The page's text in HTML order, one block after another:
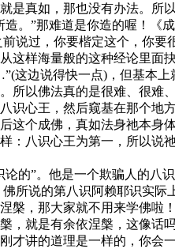
是真如，那也没有办法。所
”那难道是你造的喔！《
说过，你要楷定这个，你
这样海量般的这种经论里
边说得快一点)，但基本
所以佛法真的是很难、很难、
心王，然后窥基在那个地
这个成佛，真如法身祂本
：八识心王为第一，所以
”。他是一个欺骗人的八
所说的第八识阿赖耶识实
槃，那大家就不用来学佛
就是有余依涅槃，这像话
的道理是一样的，你会一